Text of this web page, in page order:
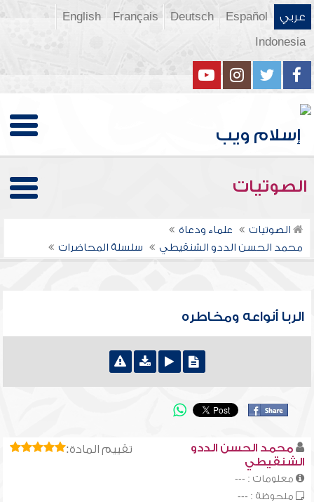
عربي Español
Deutsch
Français
English
Indonesia
الصوتيات
الصوتيات
علماء ودعاة
محمد الحسن الددو الشنقيطي
سلسلة المحاضرات
الربا أنواعه ومخاطره
تقييم المادة:
محمد الحسن الددو
الشنقيطي
معلومات : ---
ملحوظة : ---